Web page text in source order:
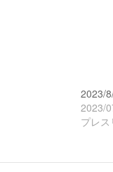
2023/
2023/
プレス